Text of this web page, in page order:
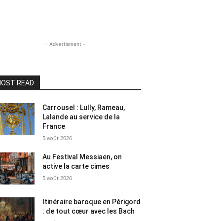
- Advertisment -
READ
Carrousel : Lully, Rameau,
Lalande au service de la
France
5 août 2026
Au Festival Messiaen, on
active la carte cimes
5 août 2026
Itinéraire baroque en Périgord
: de tout cœur avec les Bach